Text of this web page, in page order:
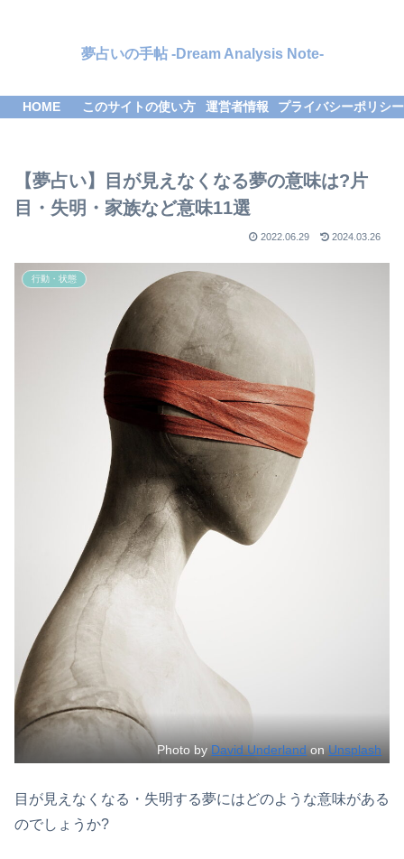
夢占いの手帖 -Dream Analysis Note-
HOME このサイトの使い方 運営者情報 プライバシーポリシー
【夢占い】目が見えなくなる夢の意味は?片
目・失明・家族など意味11選
2022.06.29 2024.03.26
行動・状態
Photo by David Underland on Unsplash
目が見えなくなる・失明する夢にはどのような意味がある
のでしょうか?